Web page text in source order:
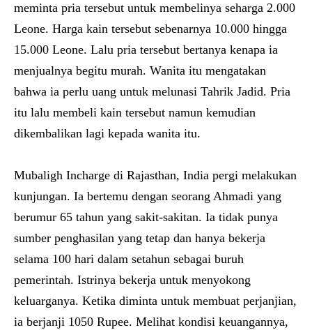
meminta pria tersebut untuk membelinya seharga 2.000
Leone. Harga kain tersebut sebenarnya 10.000 hingga
15.000 Leone. Lalu pria tersebut bertanya kenapa ia
menjualnya begitu murah. Wanita itu mengatakan
bahwa ia perlu uang untuk melunasi Tahrik Jadid. Pria
itu lalu membeli kain tersebut namun kemudian
dikembalikan lagi kepada wanita itu.
Mubaligh Incharge di Rajasthan, India pergi melakukan
kunjungan. Ia bertemu dengan seorang Ahmadi yang
berumur 65 tahun yang sakit-sakitan. Ia tidak punya
sumber penghasilan yang tetap dan hanya bekerja
selama 100 hari dalam setahun sebagai buruh
pemerintah. Istrinya bekerja untuk menyokong
keluarganya. Ketika diminta untuk membuat perjanjian,
ia berjanji 1050 Rupee. Melihat kondisi keuangannya,